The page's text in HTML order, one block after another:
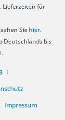
Lieferzeiten für
Sie hier.
Deutschlands bis
Impressum